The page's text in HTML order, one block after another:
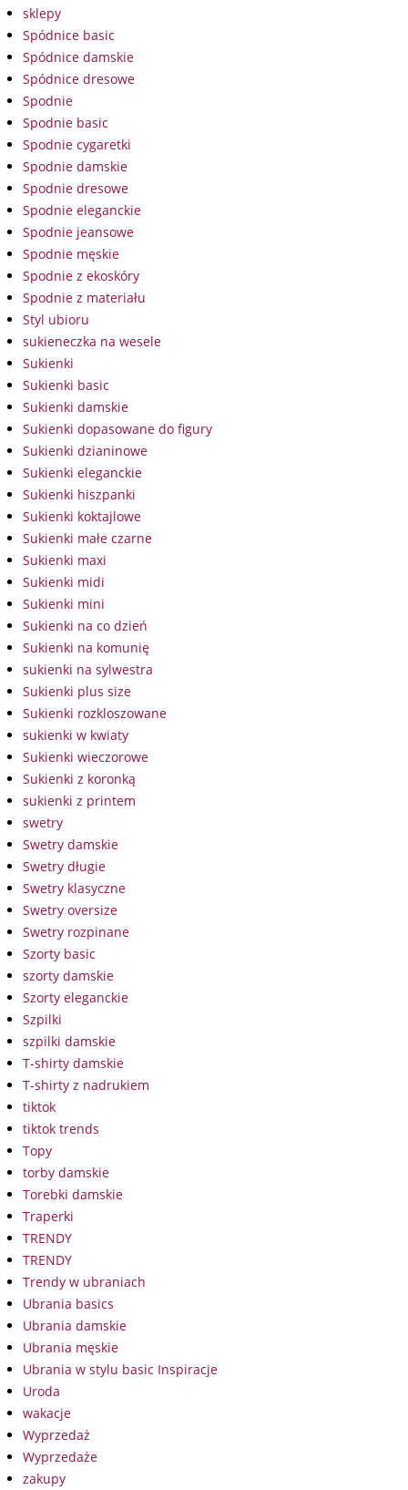
sklepy
Spódnice basic
Spódnice damskie
Spódnice dresowe
Spodnie
Spodnie basic
Spodnie cygaretki
Spodnie damskie
Spodnie dresowe
Spodnie eleganckie
Spodnie jeansowe
Spodnie męskie
Spodnie z ekoskóry
Spodnie z materiału
Styl ubioru
sukieneczka na wesele
Sukienki
Sukienki basic
Sukienki damskie
Sukienki dopasowane do figury
Sukienki dzianinowe
Sukienki eleganckie
Sukienki hiszpanki
Sukienki koktajlowe
Sukienki małe czarne
Sukienki maxi
Sukienki midi
Sukienki mini
Sukienki na co dzień
Sukienki na komunię
sukienki na sylwestra
Sukienki plus size
Sukienki rozkloszowane
sukienki w kwiaty
Sukienki wieczorowe
Sukienki z koronką
sukienki z printem
swetry
Swetry damskie
Swetry długie
Swetry klasyczne
Swetry oversize
Swetry rozpinane
Szorty basic
szorty damskie
Szorty eleganckie
Szpilki
szpilki damskie
T-shirty damskie
T-shirty z nadrukiem
tiktok
tiktok trends
Topy
torby damskie
Torebki damskie
Traperki
TRENDY
TRENDY
Trendy w ubraniach
Ubrania basics
Ubrania damskie
Ubrania męskie
Ubrania w stylu basic Inspiracje
Uroda
wakacje
Wyprzedaż
Wyprzedaże
zakupy